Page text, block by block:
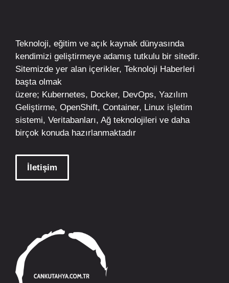
Teknoloji, eğitim ve açık kaynak dünyasında
kendimizi geliştirmeye adamış tutkulu bir sitedir.
Sitemizde yer alan içerikler, Teknoloji Haberleri
başta olmak
üzere; Kubernetes, Docker, DevOps, Yazılım
Geliştirme, OpenShift, Container, Linux işletim
sistemi, Veritabanları, Ağ teknolojileri ve daha
birçok konuda hazırlanmaktadır
İletişim